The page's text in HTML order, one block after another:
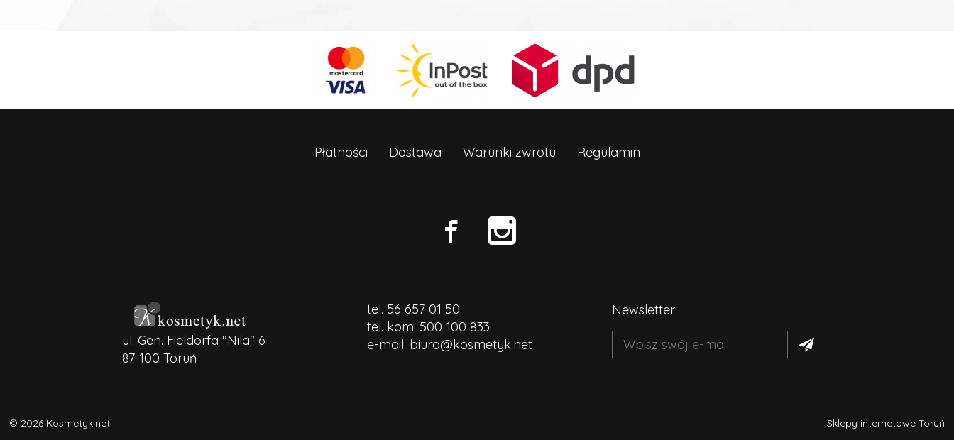
Płatności Dostawa Warunki zwrotu Regulamin
 
ul. Gen. Fieldorfa "Nila" 6
87-100 Toruń
tel. 56 657 01 50
tel. kom: 500 100 833
e-mail: biuro@kosmetyk.net
Newsletter:
© 2026 Kosmetyk.net Sklepy internetowe Toruń